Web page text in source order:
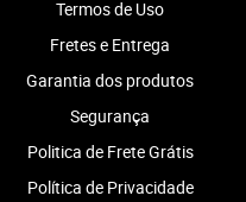
Termos de Uso
Fretes e Entrega
Garantia dos produtos
Segurança
Politica de Frete Grátis
Política de Privacidade